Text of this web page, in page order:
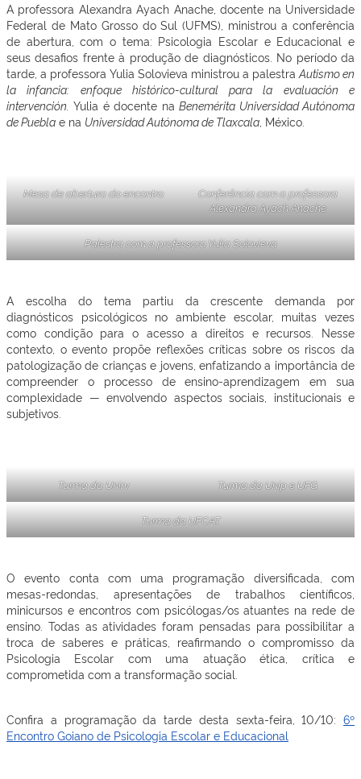
A professora Alexandra Ayach Anache, docente na Universidade
Federal de Mato Grosso do Sul (UFMS), ministrou a conferência
de abertura, com o tema: Psicologia Escolar e Educacional e
seus desafios frente à produção de diagnósticos. No período da
tarde, a professora Yulia Solovieva ministrou a palestra Autismo en
la infancia: enfoque histórico-cultural para la evaluación e
intervención. Yulia é docente naBenemérita Universidad Autónoma
de Puebla e na Universidad Autónoma de Tlaxcala , México.
Mesa de abertura do encontro
Conferência com a professora
Alexandra Ayach Anache
Palestra com a professora Yulia Solovieva
A escolha do tema partiu da crescente demanda por
diagnósticos psicológicos no ambiente escolar, muitas vezes
como condição para o acesso a direitos e recursos. Nesse
contexto, o evento propõe reflexões críticas sobre os riscos da
patologização de crianças e jovens, enfatizando a importância de
compreender o processo de ensino-aprendizagem em sua
complexidade — envolvendo aspectos sociais, institucionais e
subjetivos.
Turma da Unirv Turma da Unip e UFG
Turma da UFCAT
O evento conta com uma programação diversificada, com
mesas-redondas, apresentações de trabalhos científicos,
minicursos e encontros com psicólogas/os atuantes na rede de
ensino. Todas as atividades foram pensadas para possibilitar a
troca de saberes e práticas, reafirmando o compromisso da
Psicologia Escolar com uma atuação ética, crítica e
comprometida com a transformação social.
Confira a programação da tarde desta sexta-feira, 10/10: 6º
Encontro Goiano de Psicologia Escolar e Educacional